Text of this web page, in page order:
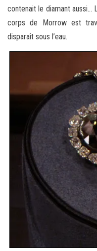
contenait le diamant aussi…
corps de Morrow est
disparaît sous l’eau.